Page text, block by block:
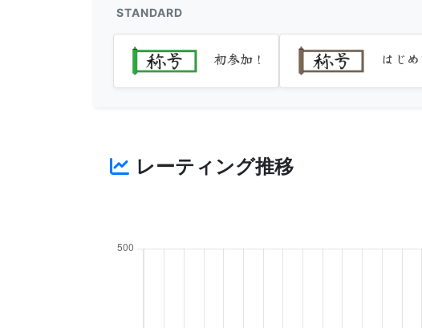
STANDARD
初参加！ はじ
レーティング推移